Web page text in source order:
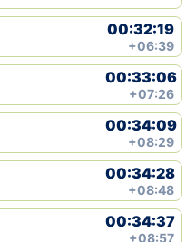
00:32:19
+06:39
00:33:06
+07:26
00:34:09
+08:29
00:34:28
+08:48
00:34:37
+08:57